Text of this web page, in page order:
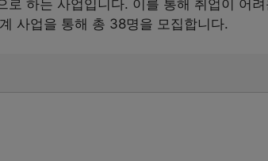
하는 사업입니다. 이를 통해 취업이 어려
사업을 통해 총 38명을 모집합니다.